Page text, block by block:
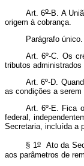
Art. 6o-B. A
origem à
Parágrafo
Art. 6º-C. Os
tributos
Art. 6º-D.
as condições a
Art. 6º-E. Fica
federal,
Secretaria, incluída a
§ 1oAto da
aos parâmetros